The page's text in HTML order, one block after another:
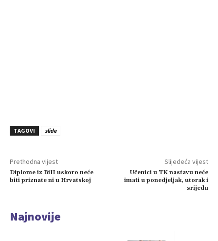
TAGOVI slide
Prethodna vijest
Diplome iz BiH uskoro neće
biti priznate ni u Hrvatskoj
Slijedeća vijest
Učenici u TK nastavu neće
imati u ponedjeljak, utorak i
srijedu
Najnovije